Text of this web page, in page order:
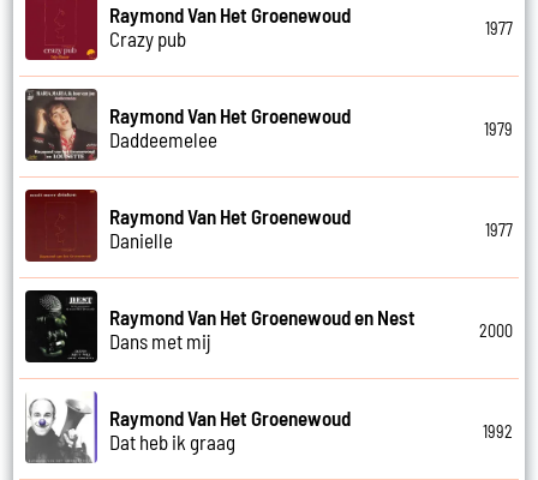
Raymond Van Het Groenewoud
Crazy pub
1977
Raymond Van Het Groenewoud
Daddeemelee
1979
Raymond Van Het Groenewoud
Danielle
1977
Raymond Van Het Groenewoud en Nest
Dans met mij
2000
Raymond Van Het Groenewoud
Dat heb ik graag
1992